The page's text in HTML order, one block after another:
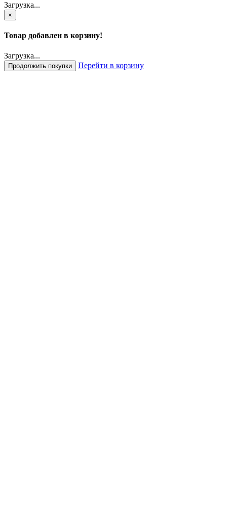
Загрузка...
×
Товар добавлен в корзину!
Загрузка...
Продолжить покупки Перейти в корзину